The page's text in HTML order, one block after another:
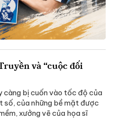
và “cuộc đối
càng bị cuốn vào tốc độ của
số, của những bề mặt được
xưởng vẽ của họa sĩ